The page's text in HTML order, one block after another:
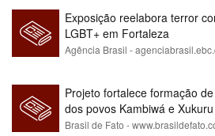
Exposição reelabora terror
LGBT+ em Fortaleza
Agência Brasil -
Projeto fortalece formação
dos povos Kambiwá e
Brasil de Fato -